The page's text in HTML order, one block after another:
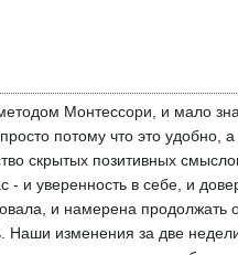
Монтессори, и мало
потому что это
позитивных
- и уверенность в себе, и
и намерена
изменения за две